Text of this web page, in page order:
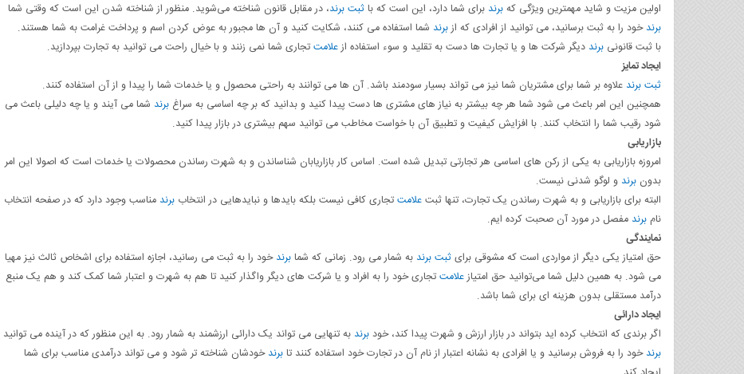
اولین مزیت و شاید مهمترین ویژگی کهبرند برای شما دارد، این است که باثبت برند، در مقابل قانون شناخته می‌شوید. منظور از شناخته شدن این است که وقتی شما
برندخود را به ثبت برسانید، می توانید از افرادی که ازبرند شما استفاده می کنند، شکایت کنید و آن ها مجبور به عوض کردن اسم و پرداخت غرامت به شما هستند.
با ثبت قانونی برند دیگر شرکت ها و یا تجارت ها دست به تقلید و سوء استفاده ازعلامتتجاری شما نمی زنند و با خیال راحت می توانید به تجارت بپردازید.
ایجاد تمایز
ثبت برند علاوه بر شما برای مشتریان شما نیز می تواند بسیار سودمند باشد. آن ها می توانند به راحتی محصول و یا خدمات شما را پیدا و از آن استفاده کنند.
همچنین این امر باعث می شود شما هر چه بیشتر به نیاز های مشتری ها دست پیدا کنید و بدانید که بر چه اساسی به سراغ برند شما می آیند و یا چه دلیلی باعث می
شود رقیب شما را انتخاب کنند. با افزایش کیفیت و تطبیق آن با خواست مخاطب می توانید سهم بیشتری در بازار پیدا کنید.
بازاریابی
امروزه بازاریابی به یکی از رکن های اساسی هر تجارتی تبدیل شده است. اساس کار بازاریابان شناساندن و به شهرت رساندن محصولات یا خدمات است که اصولا این امر
بدون برند و لوگو شدنی نیست.
البته برای بازاریابی و به شهرت رساندن یک تجارت، تنها ثبتعلامتتجاری کافی نیست بلکه بایدها و نبایدهایی در انتخاب برند مناسب وجود دارد که در صفحه انتخاب
نام برند مفصل در مورد آن صحبت کرده ایم.
نمایندگی
حق امتیاز یکی دیگر از مواردی است که مشوقی برایثبت برند به شمار می رود. زمانی که شمابرندخود را به ثبت می رسانید، اجازه استفاده برای اشخاص ثالث نیز مهیا
می شود. به همین دلیل شما می‌توانید حق امتیازعلامتتجاری خود را به افراد و یا شرکت های دیگر واگذار کنید تا هم به شهرت و اعتبار شما کمک کند و هم یک منبع
درآمد مستقلی بدون هزینه ای برای شما باشد.
ایجاد دارائی
اگر برندی که انتخاب کرده اید بتواند در بازار ارزش و شهرت پیدا کند، خودبرند به تنهایی می تواند یک دارائی ارزشمند به شمار رود. به این منظور که در آینده می توانید
برندخود را به فروش برسانید و یا افرادی به نشانه اعتبار از نام آن در تجارت خود استفاده کنند تابرندخودشان شناخته تر شود و می تواند درآمدی مناسب برای شما